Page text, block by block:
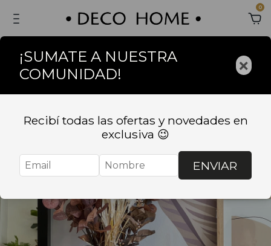
0
¡SUMATE A NUESTRA
COMUNIDAD!
×
Recibí todas las ofertas y novedades en
exclusiva 😉
ENVIAR